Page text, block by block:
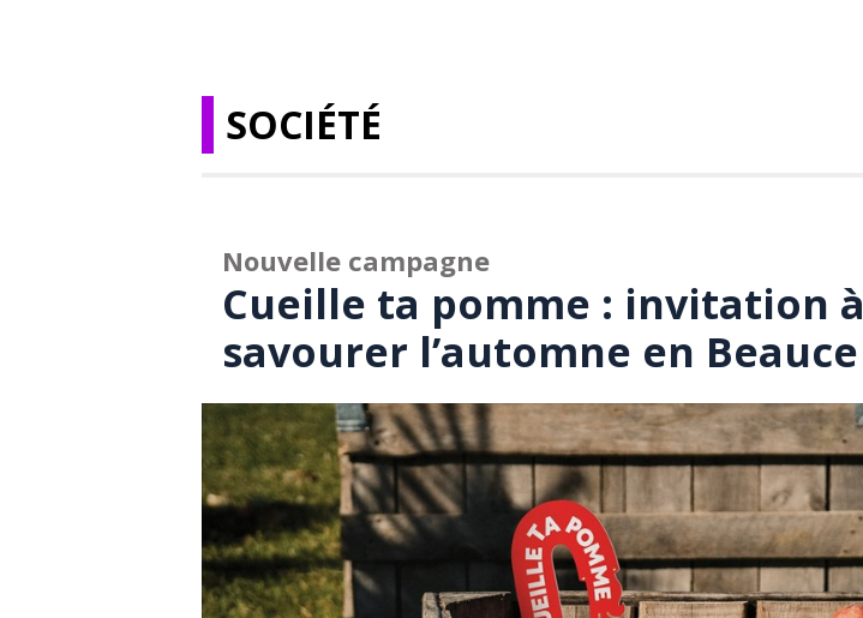
SOCIÉTÉ
Nouvelle campagne
Cueille ta pomme : invitation à
savourer l’automne en Beauce